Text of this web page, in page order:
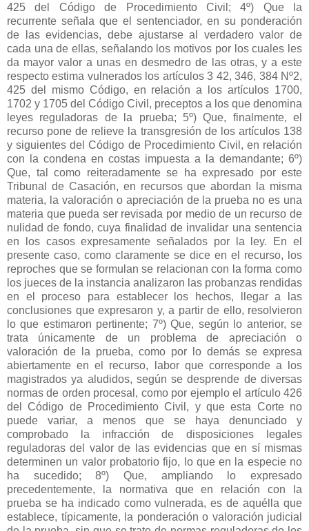
425 del Código de Procedimiento Civil; 4º) Que la
recurrente señala que el sentenciador, en su ponderación
de las evidencias, debe ajustarse al verdadero valor de
cada una de ellas, señalando los motivos por los cuales les
da mayor valor a unas en desmedro de las otras, y a este
respecto estima vulnerados los artículos 3 42, 346, 384 Nº2,
425 del mismo Código, en relación a los artículos 1700,
1702 y 1705 del Código Civil, preceptos a los que denomina
leyes reguladoras de la prueba; 5º) Que, finalmente, el
recurso pone de relieve la transgresión de los artículos 138
y siguientes del Código de Procedimiento Civil, en relación
con la condena en costas impuesta a la demandante; 6º)
Que, tal como reiteradamente se ha expresado por este
Tribunal de Casación, en recursos que abordan la misma
materia, la valoración o apreciación de la prueba no es una
materia que pueda ser revisada por medio de un recurso de
nulidad de fondo, cuya finalidad de invalidar una sentencia
en los casos expresamente señalados por la ley. En el
presente caso, como claramente se dice en el recurso, los
reproches que se formulan se relacionan con la forma como
los jueces de la instancia analizaron las probanzas rendidas
en el proceso para establecer los hechos, llegar a las
conclusiones que expresaron y, a partir de ello, resolvieron
lo que estimaron pertinente; 7º) Que, según lo anterior, se
trata únicamente de un problema de apreciación o
valoración de la prueba, como por lo demás se expresa
abiertamente en el recurso, labor que corresponde a los
magistrados ya aludidos, según se desprende de diversas
normas de orden procesal, como por ejemplo el artículo 426
del Código de Procedimiento Civil, y que esta Corte no
puede variar, a menos que se haya denunciado y
comprobado la infracción de disposiciones legales
reguladoras del valor de las evidencias que en sí mismas
determinen un valor probatorio fijo, lo que en la especie no
ha sucedido; 8º) Que, ampliando lo expresado
precedentemente, la normativa que en relación con la
prueba se ha indicado como vulnerada, es de aquélla que
establece, típicamente, la ponderación o valoración judicial